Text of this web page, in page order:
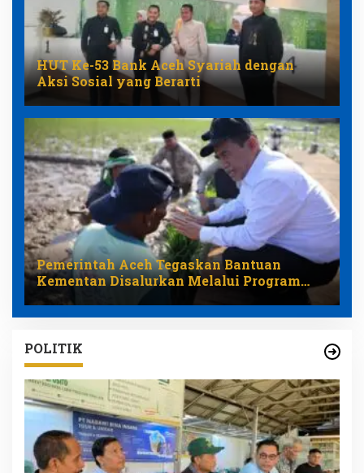
HUT Ke-53 Bank Aceh Syariah dengan
Aksi Sosial yang Berarti
Pemerintah Aceh Tegaskan Bantuan
Kementan Disalurkan Melalui Program
Pemulihan Pertanian
POLITIK